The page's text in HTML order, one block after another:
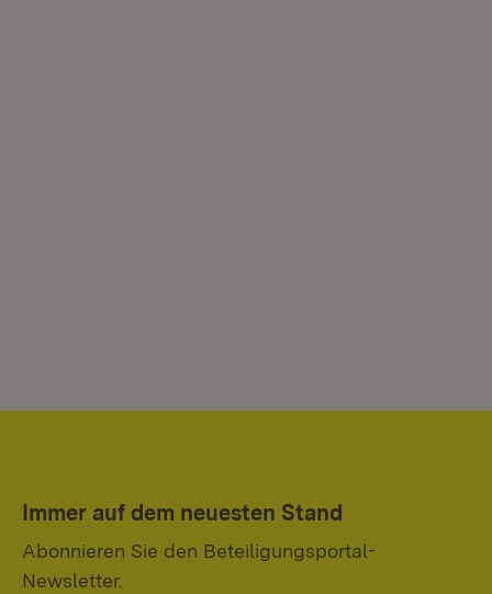
Immer auf dem neuesten Stand
Abonnieren Sie den Beteiligungsportal-
Newsletter.